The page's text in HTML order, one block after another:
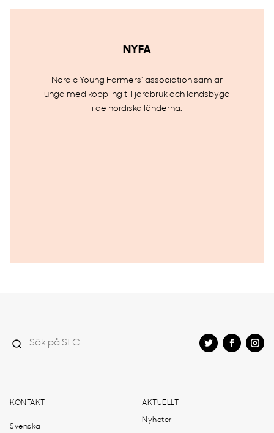
NYFA
Nordic Young Farmers' association samlar
unga med koppling till jordbruk och landsbygd
i de nordiska länderna.
KONTAKT
Svenska
AKTUELLT
Nyheter